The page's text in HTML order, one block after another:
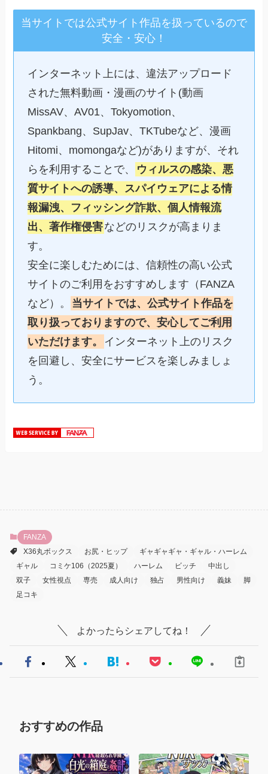
当サイトでは公式サイト作品を扱っているので
安全・安心！
インターネット上には、違法アップロード
された無料動画・漫画のサイト(動画
MissAV、AV01、Tokyomotion、
Spankbang、SupJav、TKTubeなど、漫画
Hitomi、momongaなど)がありますが、それ
らを利用することで、
ウィルスの感染、悪
質サイトへの誘導、スパイウェアによる情
報漏洩、フィッシング詐欺、個人情報流
出、著作権侵害などのリスクが高まりま
す。
安全に楽しむためには、信頼性の高い公式
サイトのご利用をおすすめします（FANZA
など）。
当サイトでは、公式サイト作品を
取り扱っておりますので、安心してご利用
いただけます。
インターネット上のリスク
を回避し、安全にサービスを楽しみましょ
う。
FANZA
X36丸ボックス
お尻・ヒップ
ギャギャギャ・ギャル・ハーレム
ギャル
コミケ106（2025夏） ハーレム ビッチ
中出し
双子
女性視点 専売 成人向け 独占 男性向け 義妹
脚
足コキ
よかったらシェアしてね！
おすすめの作品